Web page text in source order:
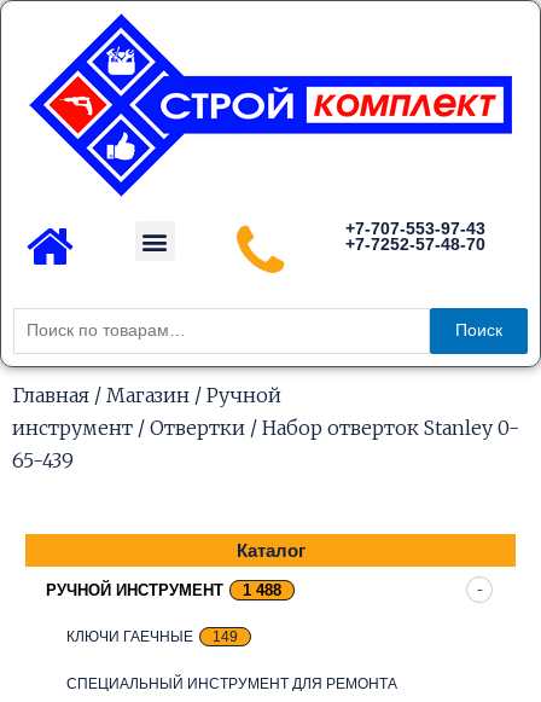
Перейти
содержимому
Menu
+7-707-553-97-43
+7-7252-57-48-70
Искать:
Поиск
Главная / Магазин / Ручной
инструмент / Отвертки / Набор отверток Stanley 0-
65-439
Каталог
РУЧНОЙ ИНСТРУМЕНТ 1 488
КЛЮЧИ ГАЕЧНЫЕ 149
СПЕЦИАЛЬНЫЙ ИНСТРУМЕНТ ДЛЯ РЕМОНТА